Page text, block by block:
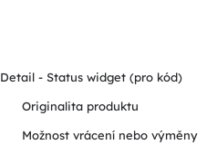
Detail - Status widget (pro kód)
Originalita produktu
Možnost vrácení nebo výměny